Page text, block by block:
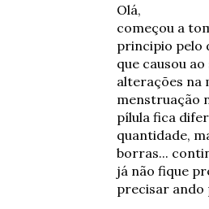
Olá,
começou a
principio pelo
que causou
alterações na
menstruação
pílula fica
quantidade,
borras...
já não fique
precisar ando